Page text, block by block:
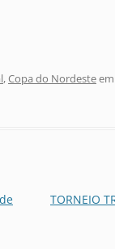
,Copa do Nordesteem
TORNEIO